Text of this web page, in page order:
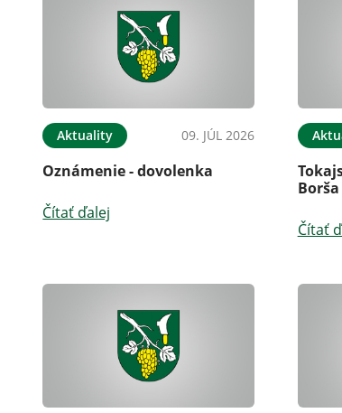
Aktuality 09. JÚL 2026
Oznámenie - dovolenka
Čítať ďalej
Borša
Čítať